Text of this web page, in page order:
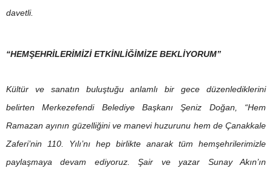
davetli.
“HEMŞEHRİLERİMİZİ ETKİNLİĞİMİZE BEKLİYORUM”
Kültür ve sanatın buluştuğu anlamlı bir gece düzenlediklerini
belirten Merkezefendi Belediye Başkanı Şeniz Doğan, “Hem
Ramazan ayının güzelliğini ve manevi huzurunu hem de Çanakkale
Zaferi’nin 110. Yılı’nı hep birlikte anarak tüm hemşehrilerimizle
paylaşmaya devam ediyoruz. Şair ve yazar Sunay Akın’ın